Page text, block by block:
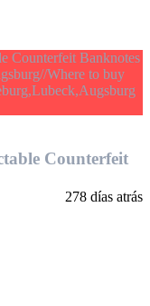
Counterfeit
278 días atrás